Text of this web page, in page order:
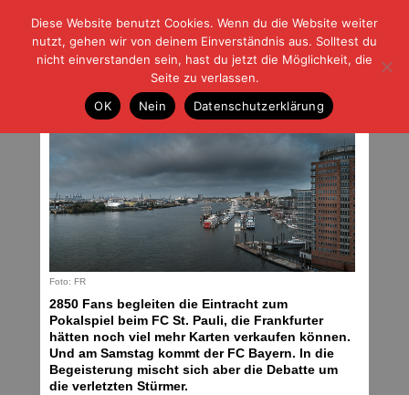
| | |BLOG-GFußball und der Rest
HOME|REGELN|IMPRESSUM |DATENSCHUTZ
Weiter im Improvisationsmodus
Mittwoch, 30.10.19 | 06:58 Uhr
Foto: FR
2850 Fans begleiten die Eintracht zum
Pokalspiel beim FC St. Pauli, die Frankfurter
hätten noch viel mehr Karten verkaufen können.
Und am Samstag kommt der FC Bayern. In die
Begeisterung mischt sich aber die Debatte um
die verletzten Stürmer.
Diese Website benutzt Cookies. Wenn du die Website weiter
nutzt, gehen wir von deinem Einverständnis aus. Solltest du
nicht einverstanden sein, hast du jetzt die Möglichkeit, die
Seite zu verlassen.
OK
Nein Datenschutzerklärung